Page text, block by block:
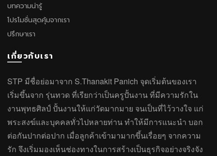
บทความน่ารู้
โปรโมชั่นสุดคุ้มจากเรา
ปรึกษาเรา
เกี่ยวกับเรา
STP มีชื่อย่อมาจาก S.Thanakit Panich จุดเริ่มต้นของเรา
เริ่มขึ้นจาก รุ่นทวด ที่เรียกว่าเป็นครูปั้นงาน ที่มีความรักใน
งานพุทธศิลป์ ปั้นงานให้แก่วัดมากมาย จนเป็นที่ไว้วางใจ แก่
พระสงฆ์และบุคคลทั่วไปหลายท่าน ทำให้มีการแนะนำ บอก
ต่อกันปากต่อปาก เมื่อลูกค้าเข้ามามากขึ้นเรื่อยๆ จากความ
รัก จึงเริ่มมองเห็นช่องทางในการสร้างเป็นธุรกิจอย่างจริงจัง